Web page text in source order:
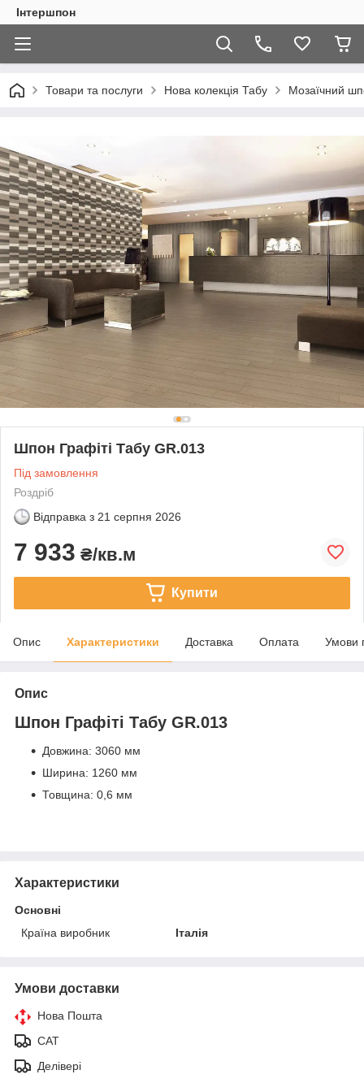
Інтершпон
Товари та послуги Нова колекція Табу Мозаїчний
Шпон Графіті Табу GR.013
Під замовлення
Роздріб
Відправка з 21 серпня 2026
7 933 ₴/кв.м
Купити
Опис Характеристики Доставка Оплата Умови
Опис
Шпон Графіті Табу GR.013
Довжина: 3060 мм
Ширина: 1260 мм
Товщина: 0,6 мм
Характеристики
Основні
Країна виробник
Італія
Умови доставки
Нова Пошта
САТ
Делівері